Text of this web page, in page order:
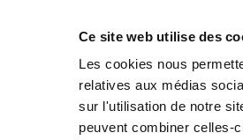
Ce site web utilise des
Les cookies nous
relatives aux médias
sur l'utilisation de notre
peuvent combiner celles-